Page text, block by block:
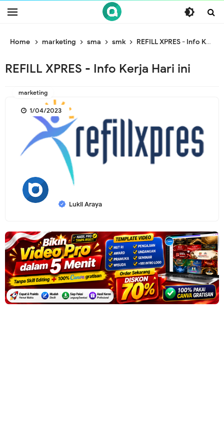
/* ganti br end */
Home marketing sma smk REFILL XPRES - Info Kerja Hari ini
REFILL XPRES - Info Kerja Hari ini
marketing
Lukil Araya
1/04/2023